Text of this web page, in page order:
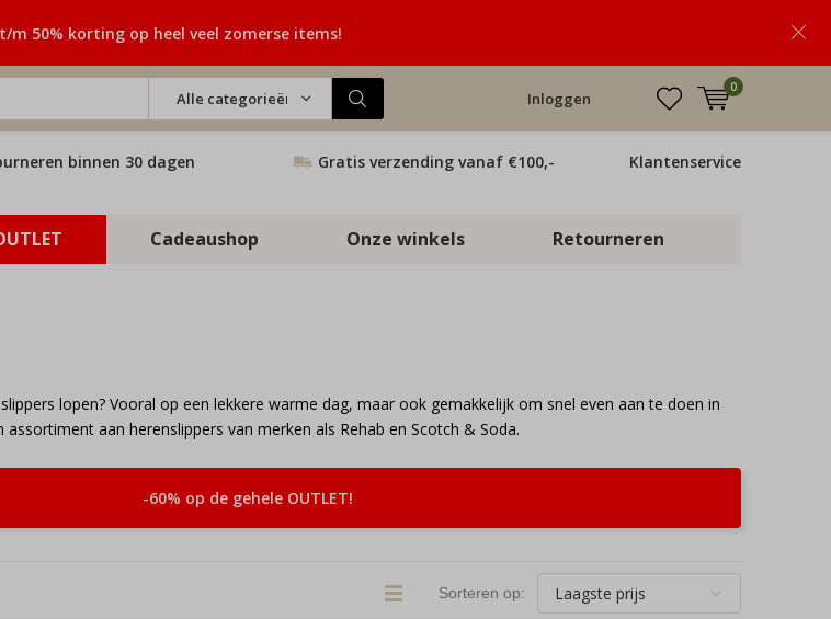
Alle categorieën Inloggen
0
t/m 50% korting op heel veel zomerse items!
binnen 30 dagen Gratis verzending vanaf €100,- Klantenservice
Cadeaushop Onze winkels Retourneren
lopen? Vooral op een lekkere warme dag, maar ook gemakkelijk om snel even aan te doen in
aan herenslippers van merken als Rehab en Scotch & Soda.
-60% op de gehele OUTLET!
Sorteren op: